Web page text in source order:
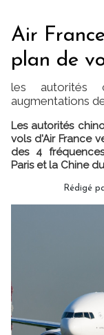
Air
plan de
les autorités
augmentations
Les autorités
vols d'Air France
des 4
Paris et la Chine
Rédigé